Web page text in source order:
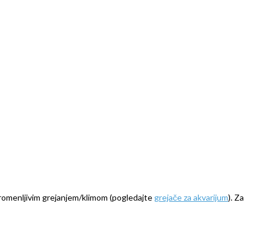
grejanjem/klimom (pogledajte grejače za akvarijum). Za